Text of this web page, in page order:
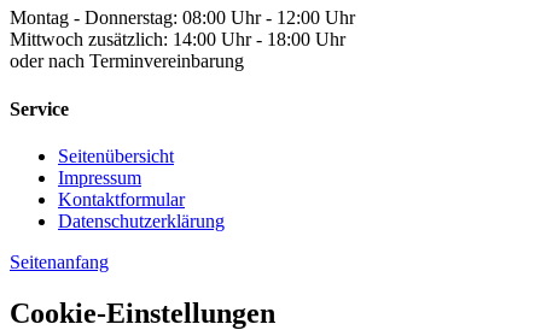
Montag - Donnerstag: 08:00 Uhr - 12:00 Uhr
Mittwoch zusätzlich: 14:00 Uhr - 18:00 Uhr
oder nach Terminvereinbarung
Service
Seitenübersicht
Impressum
Kontaktformular
Datenschutzerklärung
Seitenanfang
Cookie-Einstellungen